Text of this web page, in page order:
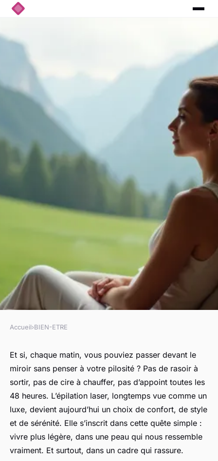
Découvrir Epilia Suisse pour
une épilation laser encadrée
Castiel•02/06/2026 11:45•11 min de lecture
Accueil›BIEN-ETRE
Et si, chaque matin, vous pouviez passer devant le
miroir sans penser à votre pilosité ? Pas de rasoir à
sortir, pas de cire à chauffer, pas d’appoint toutes les
48 heures. L’épilation laser, longtemps vue comme un
luxe, devient aujourd’hui un choix de confort, de style
et de sérénité. Elle s’inscrit dans cette quête simple :
vivre plus légère, dans une peau qui nous ressemble
vraiment. Et surtout, dans un cadre qui rassure.